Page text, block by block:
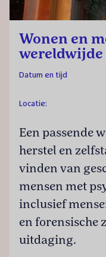
Wonen en
Datum en tijd
Locatie:
Een passende
herstel en
vinden van
mensen met
inclusief
en forensische
uitdaging.